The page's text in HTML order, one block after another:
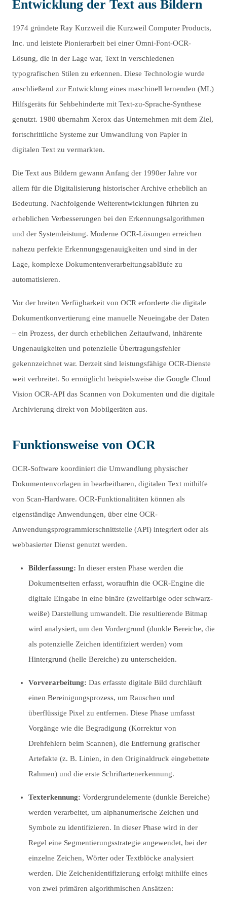
Entwicklung der Text aus Bildern
1974 gründete Ray Kurzweil die Kurzweil Computer Products,
Inc. und leistete Pionierarbeit bei einer Omni-Font-OCR-
Lösung, die in der Lage war, Text in verschiedenen
typografischen Stilen zu erkennen. Diese Technologie wurde
anschließend zur Entwicklung eines maschinell lernenden (ML)
Hilfsgeräts für Sehbehinderte mit Text-zu-Sprache-Synthese
genutzt. 1980 übernahm Xerox das Unternehmen mit dem Ziel,
fortschrittliche Systeme zur Umwandlung von Papier in
digitalen Text zu vermarkten.
Die Text aus Bildern gewann Anfang der 1990er Jahre vor
allem für die Digitalisierung historischer Archive erheblich an
Bedeutung. Nachfolgende Weiterentwicklungen führten zu
erheblichen Verbesserungen bei den Erkennungsalgorithmen
und der Systemleistung. Moderne OCR-Lösungen erreichen
nahezu perfekte Erkennungsgenauigkeiten und sind in der
Lage, komplexe Dokumentenverarbeitungsabläufe zu
automatisieren.
Vor der breiten Verfügbarkeit von OCR erforderte die digitale
Dokumentkonvertierung eine manuelle Neueingabe der Daten
– ein Prozess, der durch erheblichen Zeitaufwand, inhärente
Ungenauigkeiten und potenzielle Übertragungsfehler
gekennzeichnet war. Derzeit sind leistungsfähige OCR-Dienste
weit verbreitet. So ermöglicht beispielsweise die Google Cloud
Vision OCR-API das Scannen von Dokumenten und die digitale
Archivierung direkt von Mobilgeräten aus.
Funktionsweise von OCR
OCR-Software koordiniert die Umwandlung physischer
Dokumentenvorlagen in bearbeitbaren, digitalen Text mithilfe
von Scan-Hardware. OCR-Funktionalitäten können als
eigenständige Anwendungen, über eine OCR-
Anwendungsprogrammierschnittstelle (API) integriert oder als
webbasierter Dienst genutzt werden.
Bilderfassung: In dieser ersten Phase werden die
Dokumentseiten erfasst, woraufhin die OCR-Engine die
digitale Eingabe in eine binäre (zweifarbige oder schwarz-
weiße) Darstellung umwandelt. Die resultierende Bitmap
wird analysiert, um den Vordergrund (dunkle Bereiche, die
als potenzielle Zeichen identifiziert werden) vom
Hintergrund (helle Bereiche) zu unterscheiden.
Vorverarbeitung: Das erfasste digitale Bild durchläuft
einen Bereinigungsprozess, um Rauschen und
überflüssige Pixel zu entfernen. Diese Phase umfasst
Vorgänge wie die Begradigung (Korrektur von
Drehfehlern beim Scannen), die Entfernung grafischer
Artefakte (z. B. Linien, in den Originaldruck eingebettete
Rahmen) und die erste Schriftartenerkennung.
Texterkennung: Vordergrundelemente (dunkle Bereiche)
werden verarbeitet, um alphanumerische Zeichen und
Symbole zu identifizieren. In dieser Phase wird in der
Regel eine Segmentierungsstrategie angewendet, bei der
einzelne Zeichen, Wörter oder Textblöcke analysiert
werden. Die Zeichenidentifizierung erfolgt mithilfe eines
von zwei primären algorithmischen Ansätzen: